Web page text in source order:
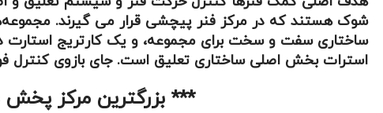
شوک هستند که در مرکز فنر پیچشی قرار می گیرند.
ساختاری سفت و سخت برای مجموعه، و یک کارتریج استارت
استرات بخش اصلی ساختاری تعلیق است. جای بازوی کنترل
*** بزرگترین مرکز پخش